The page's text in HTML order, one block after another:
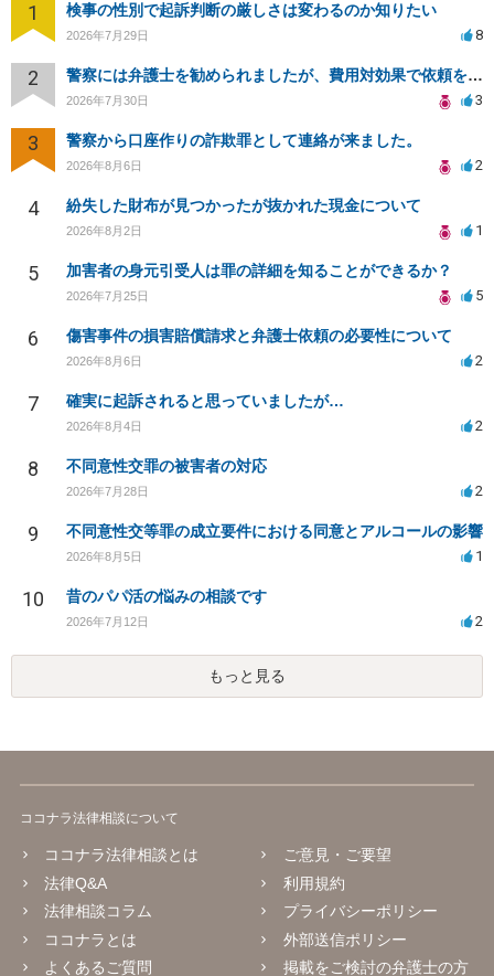
1 検事の性別で起訴判断の厳しさは変わるのか知りたい
2026年7月29日 8
2 警察には弁護士を勧められましたが、費用対効果で依頼をすることを躊躇しています。
2026年7月30日 3
3 警察から口座作りの詐欺罪として連絡が来ました。
2026年8月6日 2
4 紛失した財布が見つかったが抜かれた現金について
2026年8月2日 1
5 加害者の身元引受人は罪の詳細を知ることができるか？
2026年7月25日 5
6 傷害事件の損害賠償請求と弁護士依頼の必要性について
2026年8月6日 2
7 確実に起訴されると思っていましたが…
2026年8月4日 2
8 不同意性交罪の被害者の対応
2026年7月28日 2
9 不同意性交等罪の成立要件における同意とアルコールの影響
2026年8月5日 1
10 昔のパパ活の悩みの相談です
2026年7月12日 2
もっと見る
ココナラ法律相談について
ココナラ法律相談とは
法律Q&A
法律相談コラム
ココナラとは
よくあるご質問
ご意見・ご要望
利用規約
プライバシーポリシー
外部送信ポリシー
掲載をご検討の弁護士の方